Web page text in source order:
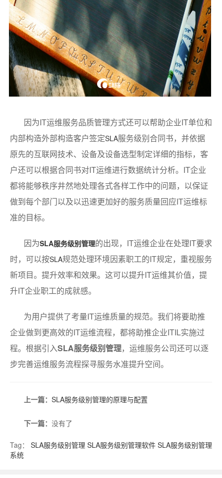
因为IT运维服务品质管理方式还可以帮助企业IT单位和
内部构造外部构造客户签定SLA服务级别合同书，并依据
原先的互联网技术、设备及设备选型制定详细的指标，客
户还可以根据合同书对IT运维进行数据统计分析。IT企业
都将能够秩序井然地处理各式各样工作中的问题，以保证
做到每个部门以及以迅速更加好的服务质量回应IT运维标
准的目标。
因为SLA服务级别管理的出现，IT运维企业在处理IT要求
时，可以按SLA规范处理环境因素职工的IT规定，重视服务
新项目。提升效率和效果。这可以提升IT运维其价值，提
升IT企业职工的成就感。
为用户提供了考量IT运维质量的规范。我们将要助推
企业做到更高效的IT运维流程，都将助推企业ITIL实施过
程。根据引入SLA服务级别管理，运维服务公司还可以逐
步完善运维服务流程探寻服务水准提升空间。
上一篇： SLA服务级别管理的原理与配置
下一篇： 没有了
Tag： SLA服务级别管理 SLA服务级别管理软件 SLA服务级别管理
系统